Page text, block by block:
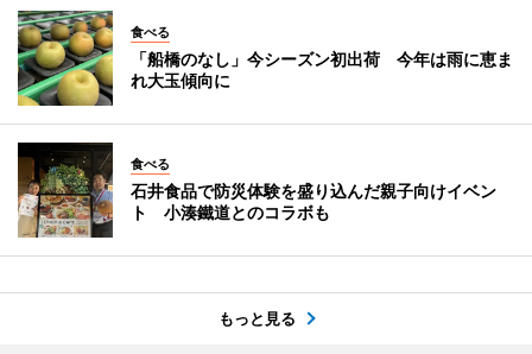
食べる
「船橋のなし」今シーズン初出荷 今年は雨に恵ま
れ大玉傾向に
食べる
石井食品で防災体験を盛り込んだ親子向けイベン
ト 小湊鐵道とのコラボも
もっと見る